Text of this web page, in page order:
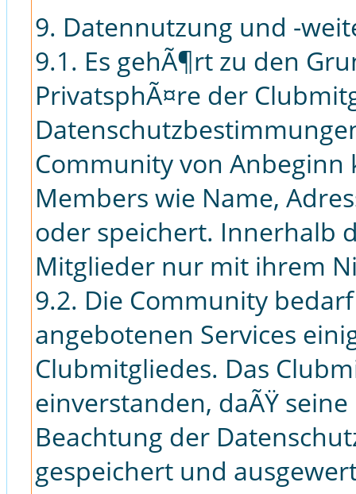
9. Datennutzung und -
9.1. Es gehÃ¶rt zu den
PrivatsphÃ¤re der
Community von Anbeginn
Members wie Name,
oder speichert. Innerhalb
Mitglieder nur mit ihrem
9.2. Die Community
angebotenen Services
Clubmitgliedes. Das
einverstanden, daÃŸ
Beachtung der
gespeichert und